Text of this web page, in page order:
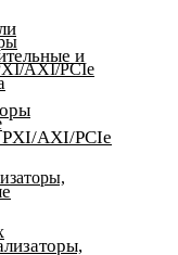
AXI/PCIe
и
AXI/PCIe